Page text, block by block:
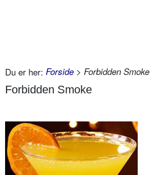
Du er her: Forside > Forbidden Smoke
Forbidden Smoke